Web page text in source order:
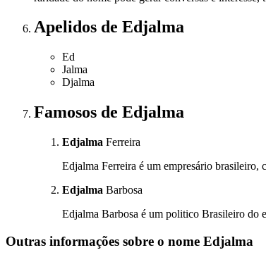
Apelidos de Edjalma
Ed
Jalma
Djalma
Famosos de Edjalma
Edjalma Ferreira
Edjalma Ferreira é um empresário brasileiro,
Edjalma Barbosa
Edjalma Barbosa é um politico Brasileiro do
Outras informações sobre o nome Edjalma